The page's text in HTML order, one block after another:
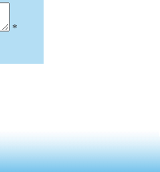
*